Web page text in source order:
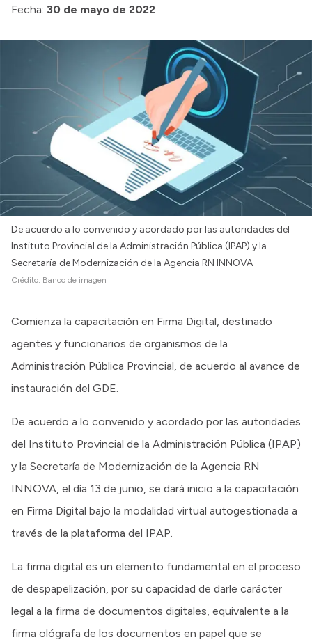
Fecha: 30 de mayo de 2022
De acuerdo a lo convenido y acordado por las autoridades del
Instituto Provincial de la Administración Pública (IPAP) y la
Secretaría de Modernización de la Agencia RN INNOVA
Crédito: Banco de imagen
Comienza la capacitación en Firma Digital, destinado
agentes y funcionarios de organismos de la
Administración Pública Provincial, de acuerdo al avance de
instauración del GDE.
De acuerdo a lo convenido y acordado por las autoridades
del Instituto Provincial de la Administración Pública (IPAP)
y la Secretaría de Modernización de la Agencia RN
INNOVA, el día 13 de junio, se dará inicio a la capacitación
en Firma Digital bajo la modalidad virtual autogestionada a
través de la plataforma del IPAP.
La firma digital es un elemento fundamental en el proceso
de despapelización, por su capacidad de darle carácter
legal a la firma de documentos digitales, equivalente a la
firma ológrafa de los documentos en papel que se